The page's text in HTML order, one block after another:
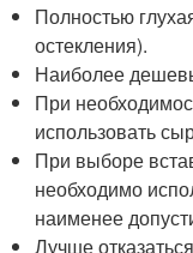
Полностью
остекления).
Наиболее
При
использовать
При выборе
необходимо
наименее
Лучше